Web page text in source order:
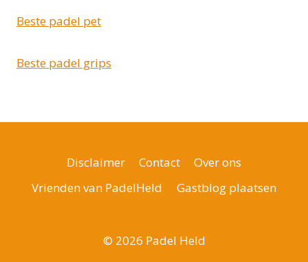
Beste padel pet
Beste padel grips
Disclaimer Contact
Over ons
Vrienden van PadelHeld
Gastblog plaatsen
© 2026 Padel Held